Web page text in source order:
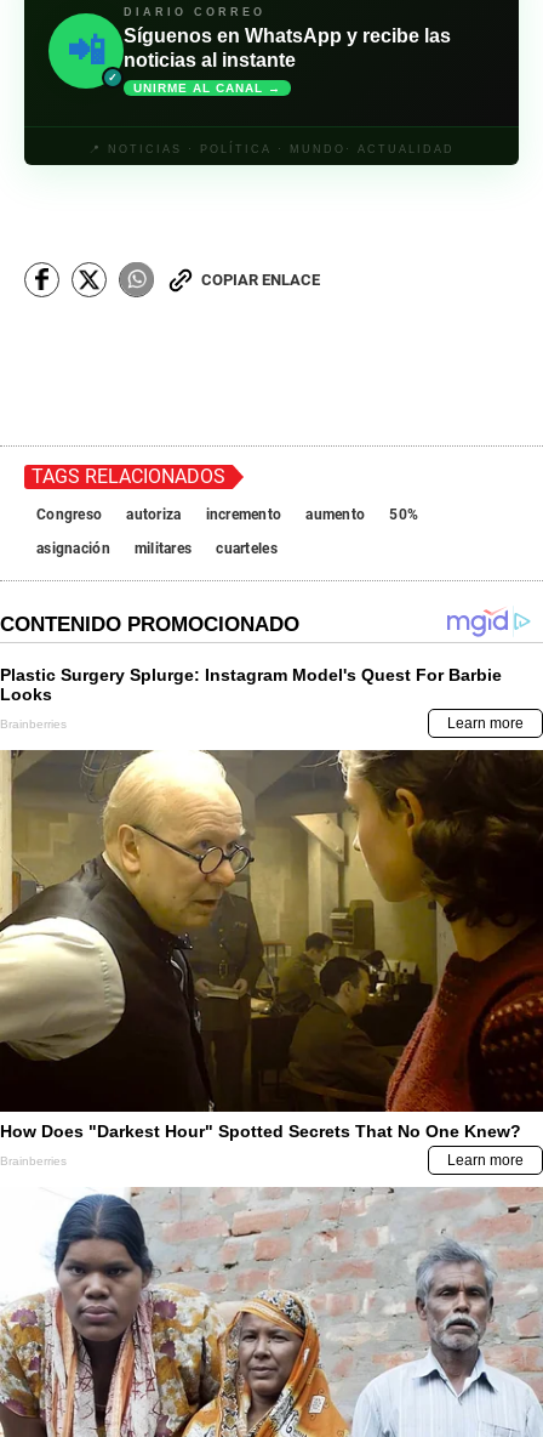
📲
✓
DIARIO CORREO
Síguenos en WhatsApp y recibe las
noticias al instante
UNIRME AL CANAL →
📍 NOTICIAS · POLÍTICA · MUNDO· ACTUALIDAD
COPIAR ENLACE
TAGS RELACIONADOS
Congreso autoriza incremento aumento
50%
asignación
militares cuarteles